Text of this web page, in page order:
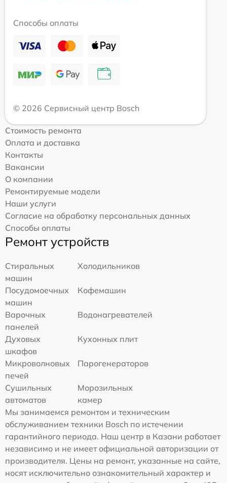
Способы оплаты
© 2026 Сервисный центр Bosch
Стоимость ремонта
Оплата и доставка
Контакты
Вакансии
О компании
Ремонтируемые модели
Наши услуги
Согласие на обработку персональных данных
Способы оплаты
Ремонт устройств
Стиральных
машин
Холодильников
Посудомоечных
машин
Кофемашин
Варочных
панелей
Водонагревателей
Духовых
шкафов
Кухонных плит
Микроволновых
печей
Парогенераторов
Сушильных
автоматов
Морозильных
камер
Мы занимаемся ремонтом и техническим
обслуживанием техники Bosch по истечении
гарантийного периода. Наш центр в Казани работает
независимо и не имеет официальной авторизации от
производителя. Цены на ремонт, указанные на сайте,
носят исключительно ознакомительный характер и